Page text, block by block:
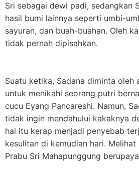
Sri sebagai dewi padi, sedangkan
hasil bumi lainnya seperti umbi-
sayuran, dan buah-buahan. Oleh
tidak pernah dipisahkan.
Suatu ketika, Sadana diminta oleh
untuk menikahi seorang putri
cucu Eyang Pancareshi. Namun,
tidak ingin mendahului kakaknya
hal itu kerap menjadi penyebab
kesulitan di kemudian hari.
Prabu Sri Mahapunggung